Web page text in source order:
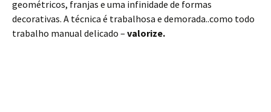
geométricos, franjas e uma infinidade de formas
decorativas. A técnica é trabalhosa e demorada..como todo
trabalho manual delicado – valorize.